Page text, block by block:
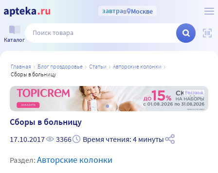
завтрав Москве
Каталог
главная блог проздоровье статьи
авторские колонки
сборы в больницу
Реклама
Сборы в больницу
17.10.2017 3366 Время чтения: 4 минуты
Раздел: Авторские колонки